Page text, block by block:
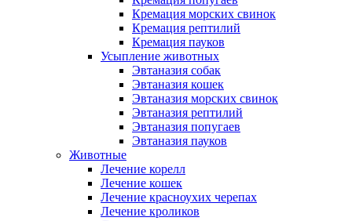
Кремация морских свинок
Кремация рептилий
Кремация пауков
Усыпление животных
Эвтаназия собак
Эвтаназия кошек
Эвтаназия морских свинок
Эвтаназия рептилий
Эвтаназия попугаев
Эвтаназия пауков
Животные
Лечение корелл
Лечение кошек
Лечение красноухих черепах
Лечение кроликов